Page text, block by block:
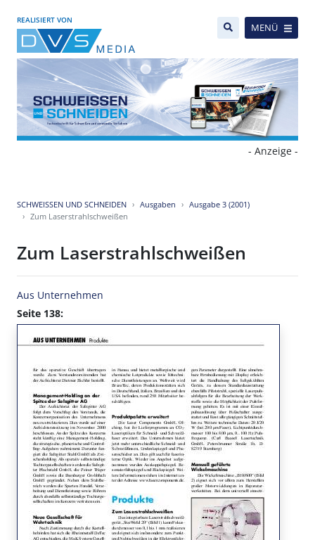
REALISIERT VON
MENÜ
- Anzeige -
SCHWEISSEN UND SCHNEIDEN Ausgaben
Ausgabe 3 (2001)
Zum Laserstrahlschweißen
Zum Laserstrahlschweißen
Aus Unternehmen
Seite 138: